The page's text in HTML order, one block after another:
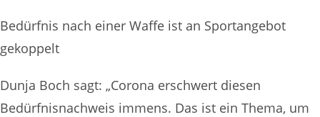
Bedürfnis nach einer Waffe ist an Sportangebot
gekoppelt
Dunja Boch sagt: „Corona erschwert diesen
Bedürfnisnachweis immens. Das ist ein Thema, um